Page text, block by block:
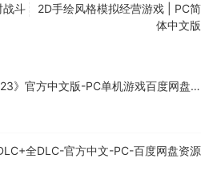
战斗
2D手绘风格模拟经营游戏 | PC简
体中文版
》官方中文版-PC单机游戏百度网盘
全DLC-官方中文-PC-百度网盘资源